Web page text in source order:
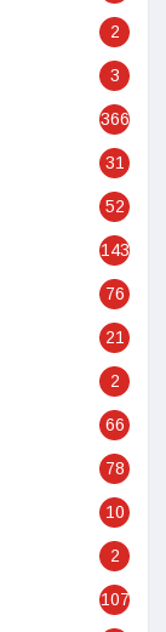
2
3
366
31
52
143
76
21
2
66
78
10
2
107